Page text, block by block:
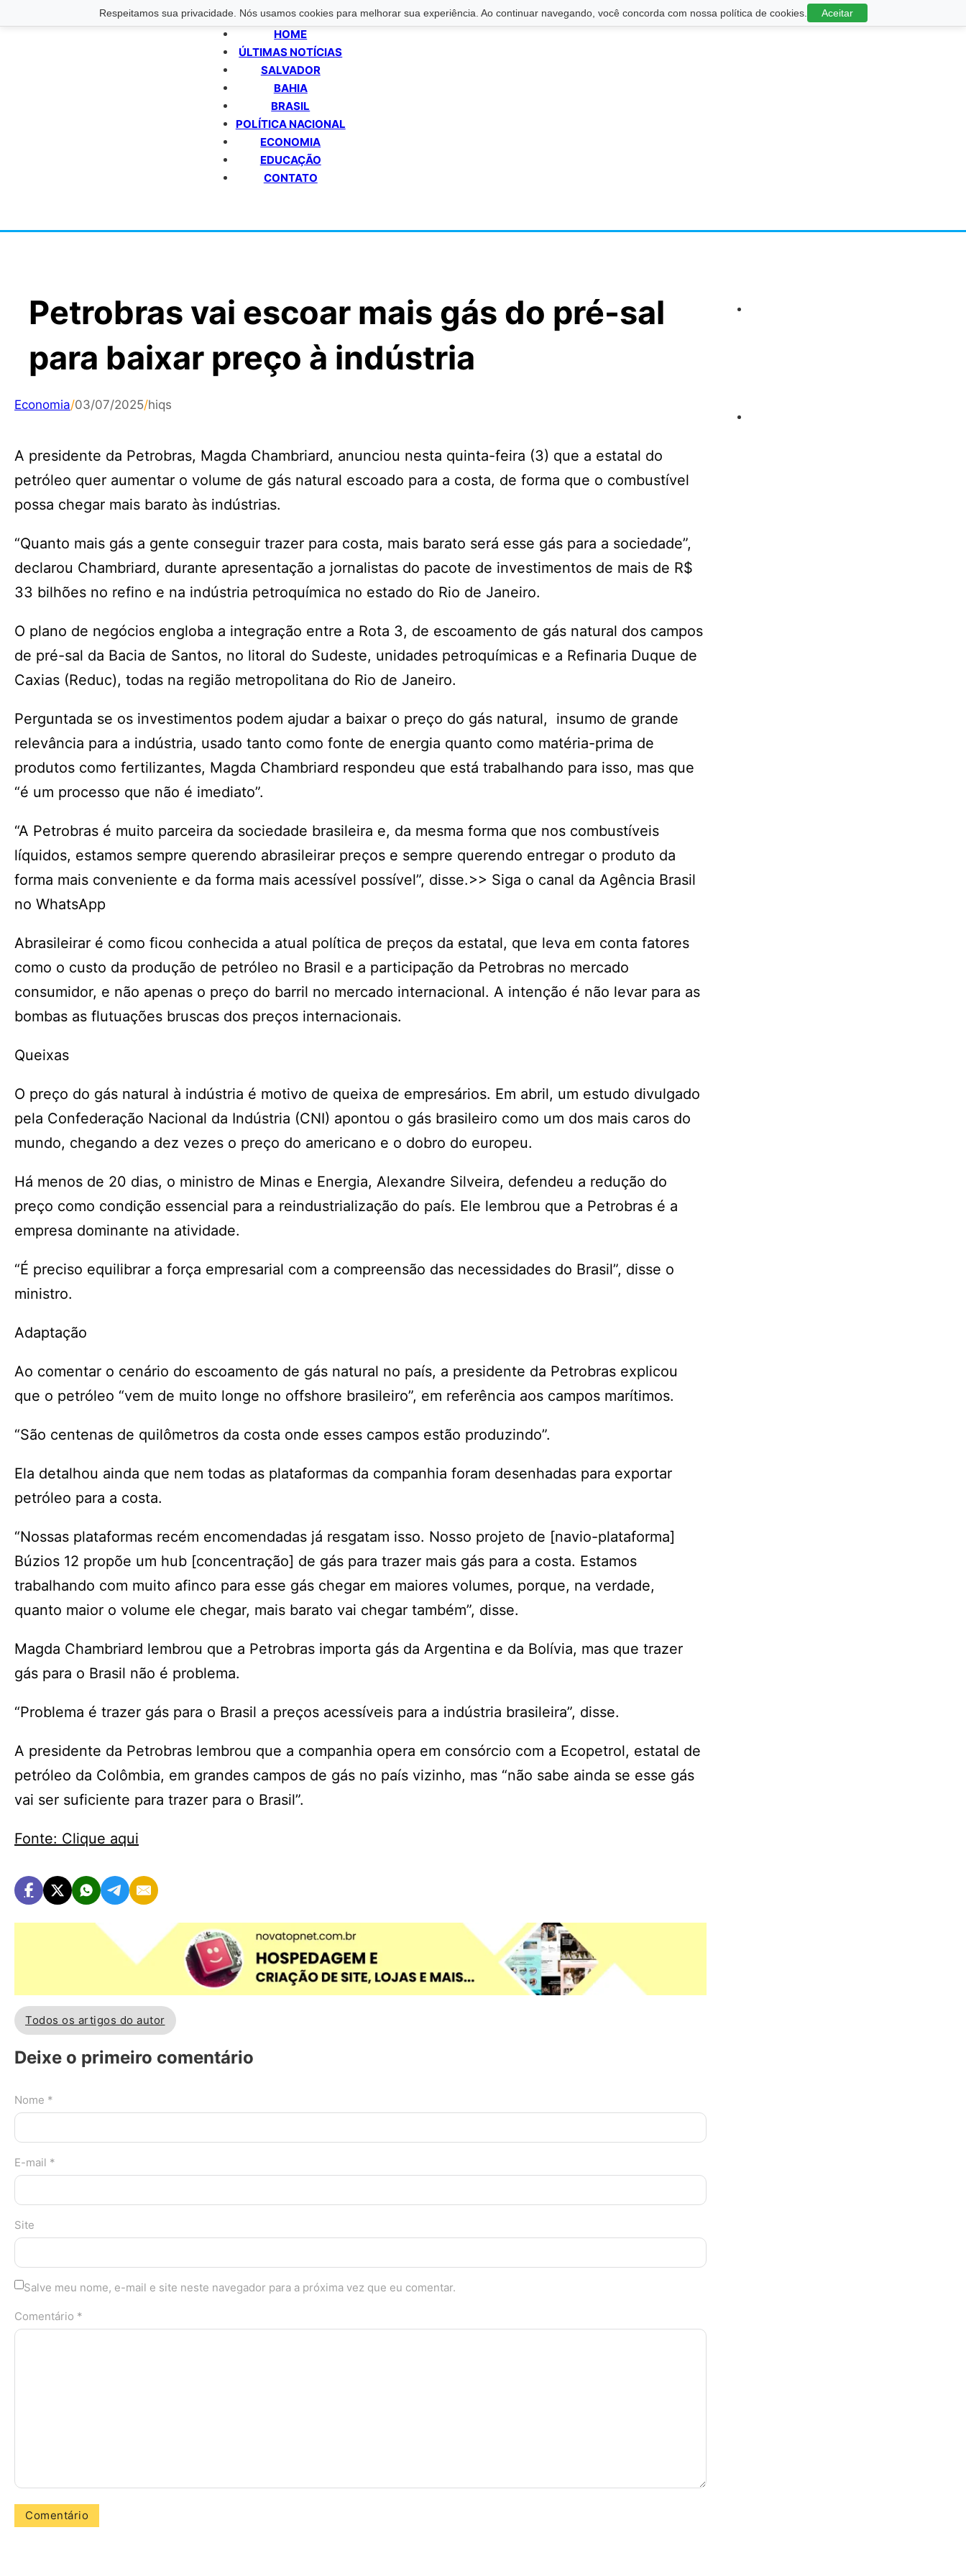
Respeitamos sua privacidade. Nós usamos cookies para melhorar sua experiência. Ao continuar navegando, você concorda com nossa política de cookies. Aceitar
HOME
ÚLTIMAS NOTÍCIAS
SALVADOR
BAHIA
BRASIL
POLÍTICA NACIONAL
ECONOMIA
EDUCAÇÃO
CONTATO
Petrobras vai escoar mais gás do pré-sal
para baixar preço à indústria
Economia/03/07/2025/hiqs
A presidente da Petrobras, Magda Chambriard, anunciou nesta quinta-feira (3) que a estatal do
petróleo quer aumentar o volume de gás natural escoado para a costa, de forma que o combustível
possa chegar mais barato às indústrias.
“Quanto mais gás a gente conseguir trazer para costa, mais barato será esse gás para a sociedade”,
declarou Chambriard, durante apresentação a jornalistas do pacote de investimentos de mais de R$
33 bilhões no refino e na indústria petroquímica no estado do Rio de Janeiro.
O plano de negócios engloba a integração entre a Rota 3, de escoamento de gás natural dos campos
de pré-sal da Bacia de Santos, no litoral do Sudeste, unidades petroquímicas e a Refinaria Duque de
Caxias (Reduc), todas na região metropolitana do Rio de Janeiro.
Perguntada se os investimentos podem ajudar a baixar o preço do gás natural, insumo de grande
relevância para a indústria, usado tanto como fonte de energia quanto como matéria-prima de
produtos como fertilizantes, Magda Chambriard respondeu que está trabalhando para isso, mas que
“é um processo que não é imediato”.
“A Petrobras é muito parceira da sociedade brasileira e, da mesma forma que nos combustíveis
líquidos, estamos sempre querendo abrasileirar preços e sempre querendo entregar o produto da
forma mais conveniente e da forma mais acessível possível”, disse.>> Siga o canal da Agência Brasil
no WhatsApp
Abrasileirar é como ficou conhecida a atual política de preços da estatal, que leva em conta fatores
como o custo da produção de petróleo no Brasil e a participação da Petrobras no mercado
consumidor, e não apenas o preço do barril no mercado internacional. A intenção é não levar para as
bombas as flutuações bruscas dos preços internacionais.
Queixas
O preço do gás natural à indústria é motivo de queixa de empresários. Em abril, um estudo divulgado
pela Confederação Nacional da Indústria (CNI) apontou o gás brasileiro como um dos mais caros do
mundo, chegando a dez vezes o preço do americano e o dobro do europeu.
Há menos de 20 dias, o ministro de Minas e Energia, Alexandre Silveira, defendeu a redução do
preço como condição essencial para a reindustrialização do país. Ele lembrou que a Petrobras é a
empresa dominante na atividade.
“É preciso equilibrar a força empresarial com a compreensão das necessidades do Brasil”, disse o
ministro.
Adaptação
Ao comentar o cenário do escoamento de gás natural no país, a presidente da Petrobras explicou
que o petróleo “vem de muito longe no offshore brasileiro”, em referência aos campos marítimos.
“São centenas de quilômetros da costa onde esses campos estão produzindo”.
Ela detalhou ainda que nem todas as plataformas da companhia foram desenhadas para exportar
petróleo para a costa.
“Nossas plataformas recém encomendadas já resgatam isso. Nosso projeto de [navio-plataforma]
Búzios 12 propõe um hub [concentração] de gás para trazer mais gás para a costa. Estamos
trabalhando com muito afinco para esse gás chegar em maiores volumes, porque, na verdade,
quanto maior o volume ele chegar, mais barato vai chegar também”, disse.
Magda Chambriard lembrou que a Petrobras importa gás da Argentina e da Bolívia, mas que trazer
gás para o Brasil não é problema.
“Problema é trazer gás para o Brasil a preços acessíveis para a indústria brasileira”, disse.
A presidente da Petrobras lembrou que a companhia opera em consórcio com a Ecopetrol, estatal de
petróleo da Colômbia, em grandes campos de gás no país vizinho, mas “não sabe ainda se esse gás
vai ser suficiente para trazer para o Brasil”.
Fonte: Clique aqui
Todos os artigos do autor
Deixe o primeiro comentário
Nome *
E-mail *
Site
Salve meu nome, e-mail e site neste navegador para a próxima vez que eu comentar.
Comentário *